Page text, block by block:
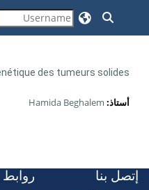
تخطى إلى المحتوى الرئيسي
تبديل إدخال البحث
des tumeurs solides
أستاذ: Hamida Beghalem
إتصل بنا